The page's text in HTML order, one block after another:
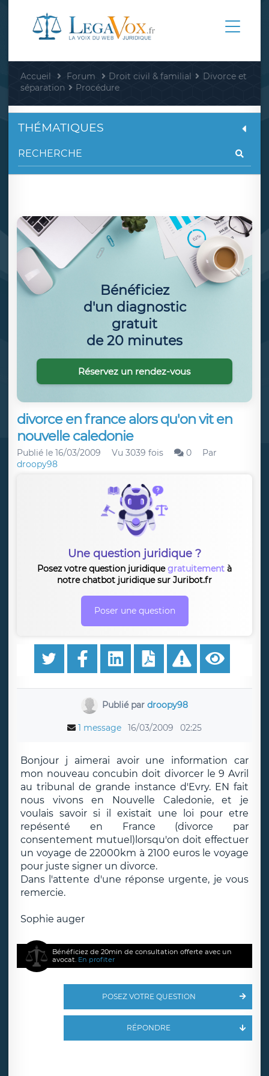
Accueil Forum Droit civil & familial
Divorce et
séparation
Procédure
divorce en france alors qu'on vit en
nouvelle caledonie
Publié le 16/03/2009 Vu 3039 fois 0
Par
droopy98
Une question juridique ?
Posez votre question juridiquegratuitement à
notre chatbot juridique sur Juribot.fr
Poser une question
Publié pardroopy98
1 message 16/03/2009 02:25
Bonjour j aimerai avoir une information car
mon nouveau concubin doit divorcer le 9 Avril
au tribunal de grande instance d'Evry. EN fait
nous vivons en Nouvelle Caledonie, et je
voulais savoir si il existait une loi pour etre
repésenté en France (divorce par
consentement mutuel)lorsqu'on doit effectuer
un voyage de 22000km à 2100 euros le voyage
pour juste signer un divorce.
Dans l'attente d'une réponse urgente, je vous
remercie.
Sophie auger
Bénéficiez de 20min de consultation offerte avec un
avocat. En profiter
POSEZ VOTRE QUESTION
RÉPONDRE
THÉMATIQUES
Bénéficiez
d'un diagnostic
gratuit
de 20 minutes
Réservez un rendez-vous